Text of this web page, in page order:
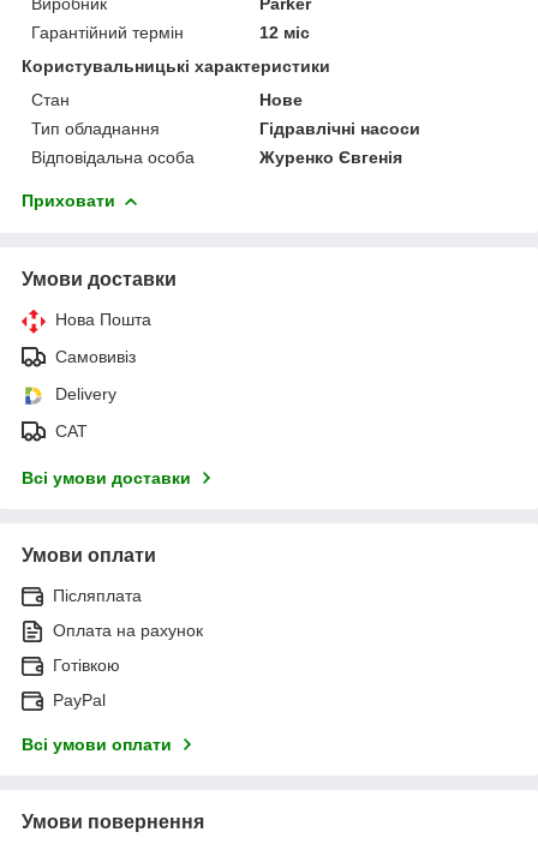
Гарантійний термін
12 міс
Користувальницькі характеристики
Стан
Нове
Тип обладнання
Гідравлічні насоси
Відповідальна особа
Журенко Євгенія
Приховати
Умови доставки
Нова Пошта
Самовивіз
Delivery
САТ
Всі умови доставки
Умови оплати
Післяплата
Оплата на рахунок
Готівкою
PayPal
Всі умови оплати
Умови повернення